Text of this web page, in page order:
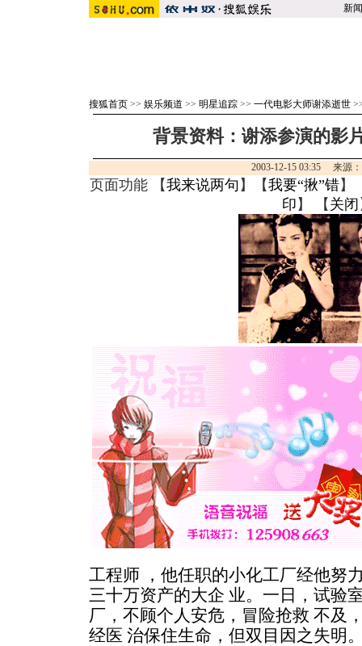
新闻
搜狐首页 >> 娱乐频道 >> 明星追踪 >> 一代电影大师谢添逝世
背景资料：谢添参演的影
2003-12-15 03:35 来源
页面功能 【我来说两句 】【我要“揪”错】
印 】 【 关闭
工程师 ，他任职的小化工厂经他努
三十万资产的大企 业。一日，试验
厂，不顾个人安危，冒险抢救 不及
经医 治保住生命，但双目因之失明